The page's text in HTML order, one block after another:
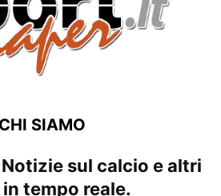
CHI SIAMO
sul calcio e altri
tempo reale.